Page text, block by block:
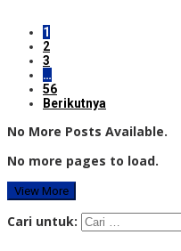
1
2
3
…
56
Berikutnya
No More Posts Available.
No more pages to load.
View More
Cari untuk: